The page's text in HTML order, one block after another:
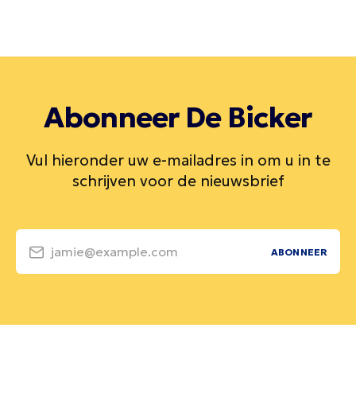
Abonneer De Bicker
Vul hieronder uw e-mailadres in om u in te
schrijven voor de nieuwsbrief
jamie@example.com ABONNEER